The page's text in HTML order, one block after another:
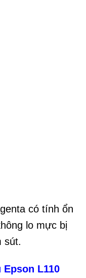
có tính ổn
lo mực bị
sút.
Epson L110